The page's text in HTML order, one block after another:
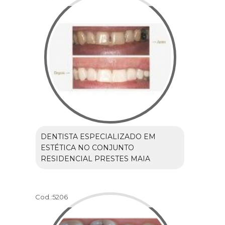
DENTISTA ESPECIALIZADO EM
ESTÉTICA NO CONJUNTO
RESIDENCIAL PRESTES MAIA
Cod.:5206